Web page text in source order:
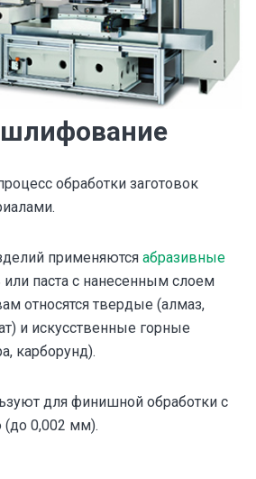
шлифование
обработки заготовок
применяются абразивные
или паста с нанесенным слоем
относятся твердые (алмаз,
и искусственные горные
карборунд).
для финишной обработки с
(до 0,002 мм).